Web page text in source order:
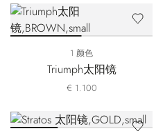
1 颜色
Triumph太阳镜
€ 1.100